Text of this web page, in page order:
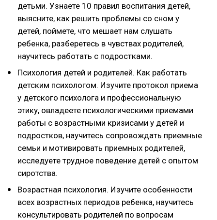
детьми. Узнаете 10 правил воспитания детей,
выясните, как решить проблемы со сном у
детей, поймете, что мешает нам слушать
ребенка, разберетесь в чувствах родителей,
научитесь работать с подростками.
Психология детей и родителей. Как работать
детским психологом. Изучите протокол приема
у детского психолога и профессиональную
этику, овладеете психологическими приемами
работы с возрастными кризисами у детей и
подростков, научитесь сопровождать приемные
семьи и мотивировать приемных родителей,
исследуете трудное поведение детей с опытом
сиротства.
Возрастная психология. Изучите особенности
всех возрастных периодов ребенка, научитесь
консультировать родителей по вопросам